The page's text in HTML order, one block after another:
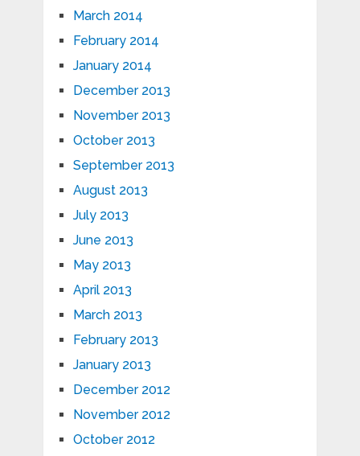
March 2014
February 2014
January 2014
December 2013
November 2013
October 2013
September 2013
August 2013
July 2013
June 2013
May 2013
April 2013
March 2013
February 2013
January 2013
December 2012
November 2012
October 2012